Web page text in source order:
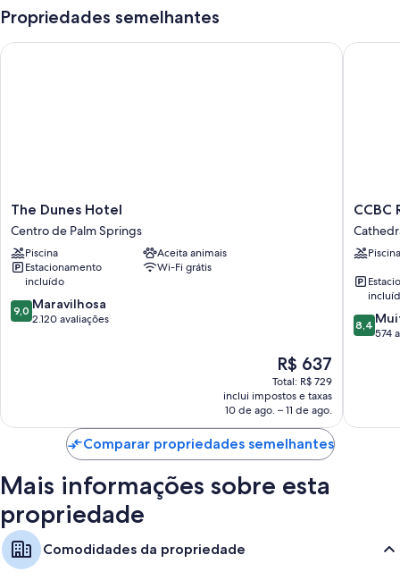
Uma piscina externa
Propriedades semelhantes
The
Dunes
Hotel
Centro
de
Palm
Springs
The Dunes Hotel
Centro de Palm Springs
Piscina
Aceita animais
Estacionamento
incluído
Wi-Fi grátis
9.0
de
9,0 Maravilhosa
2.120 avaliações
O
preço
é
de
R$ 637
R$ 637
Total: R$ 729
inclui impostos e taxas
10 de ago. – 11 de ago.
The Dunes Hotel
CCBC
Resort
Hotel
-
Gay
Men's
Resort
CCBC
Piscina
8.4
de
8,4
574
CCBC
Comparar propriedades semelhantes
Mais informações sobre esta
propriedade
Comodidades da propriedade